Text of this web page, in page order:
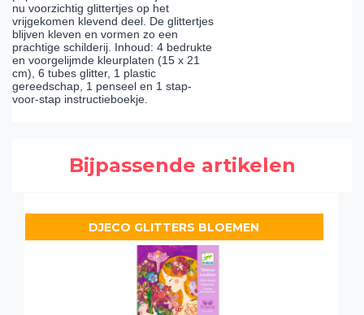
nu voorzichtig glittertjes op het
vrijgekomen klevend deel. De glittertjes
blijven kleven en vormen zo een
prachtige schilderij. Inhoud: 4 bedrukte
en voorgelijmde kleurplaten (15 x 21
cm), 6 tubes glitter, 1 plastic
gereedschap, 1 penseel en 1 stap-
voor-stap instructieboekje.
Bijpassende artikelen
DJECO GLITTERS BLOEMEN